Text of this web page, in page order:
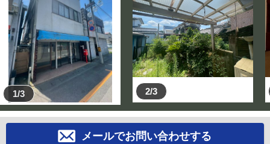
1/3 2/3
メールでお問い合わせする